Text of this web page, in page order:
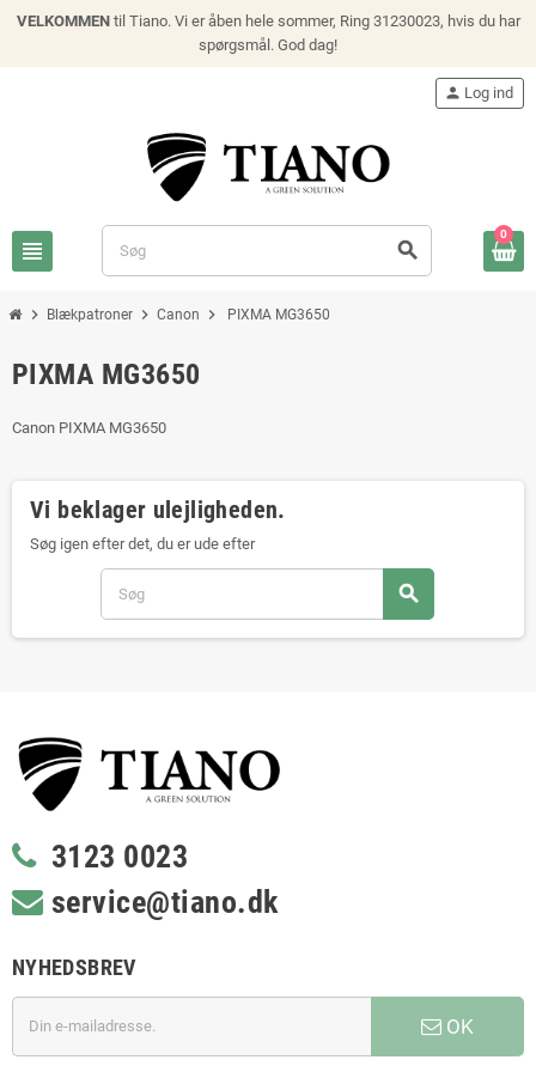
VELKOMMENtil Tiano. Vi er åben hele sommer, Ring 31230023, hvis du har
spørgsmål. God dag!
view_headline search
person Log ind
0
chevron_right Blækpatroner chevron_right Canon chevron_right PIXMA MG3650
PIXMA MG3650
Canon PIXMA MG3650
Vi beklager ulejligheden.
Søg igen efter det, du er ude efter
search
3123 0023
service@tiano.dk
NYHEDSBREV
OK